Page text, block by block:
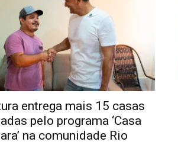
entrega mais 15 casas
pelo programa ‘Casa
na comunidade Rio